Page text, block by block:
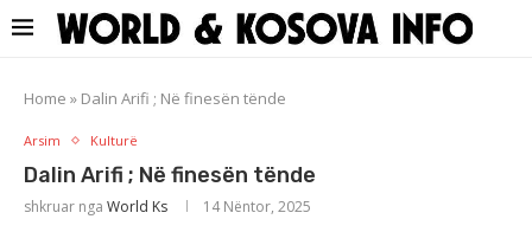
Home » Dalin Arifi ; Në finesën tënde
Arsim Kulturë
Dalin Arifi ; Në finesën tënde
shkruar nga World Ks 14 Nëntor, 2025